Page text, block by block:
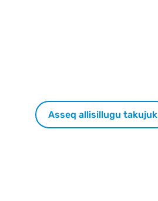
Asseq allisillugu takujuk